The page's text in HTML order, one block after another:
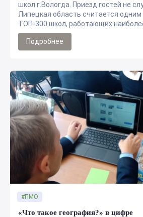
школ г.Вологда. Приезд гостей не
Липецкая область считается одним
ТОП-300 школ, работающих наиболее
Подробнее
«Что такое география?» в цифре
#ПМО